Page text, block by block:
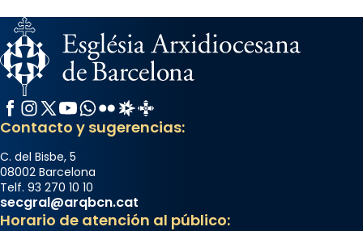
Facebook
Instagram
X / Twitter
YouTube
WhatsApp
FlickrRadio Estel
Catalunya Cristiana
Contacto y sugerencias:
C. del Bisbe, 5
08002 Barcelona
Telf. 93 270 10 10
secgral@arqbcn.cat
Horario de atención al público: